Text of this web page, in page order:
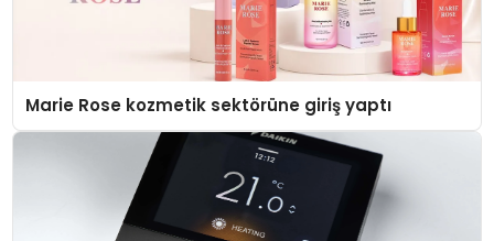
Marie Rose kozmetik sektörüne giriş yaptı